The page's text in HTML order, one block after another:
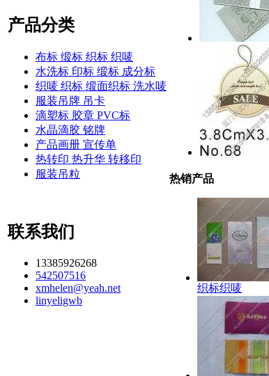
产品分类
布标 缎标 织标 织唛
水洗标 印标 缎标 成分标
织唛 织标 缎面织标 洗水唛
服装吊牌 吊卡
滴塑标 胶章 PVC标
水晶滴胶 铭牌
产品画册 宣传单
热转印 热升华 转移印
服装吊粒
联系我们
13385926268
542507516
xmhelen@yeah.net
linyeligwb
热销产品
织标织唛